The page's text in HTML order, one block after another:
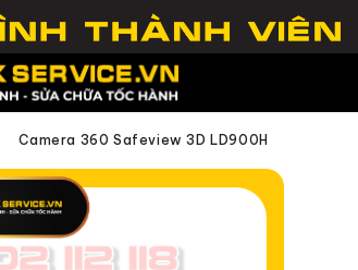
Camera 360 Safeview 3D LD900H